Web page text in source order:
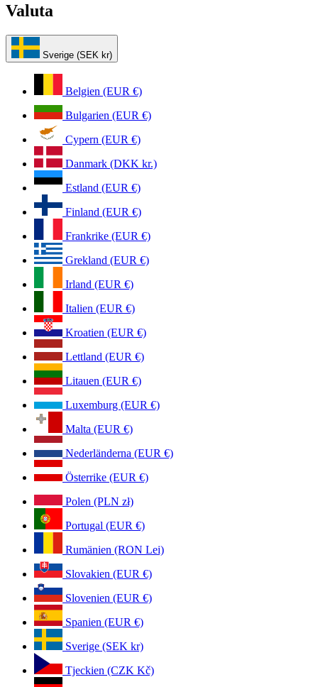
Valuta
Sverige (SEK kr)
Belgien (EUR €)
Bulgarien (EUR €)
Cypern (EUR €)
Danmark (DKK kr.)
Estland (EUR €)
Finland (EUR €)
Frankrike (EUR €)
Grekland (EUR €)
Irland (EUR €)
Italien (EUR €)
Kroatien (EUR €)
Lettland (EUR €)
Litauen (EUR €)
Luxemburg (EUR €)
Malta (EUR €)
Nederländerna (EUR €)
Österrike (EUR €)
Polen (PLN zł)
Portugal (EUR €)
Rumänien (RON Lei)
Slovakien (EUR €)
Slovenien (EUR €)
Spanien (EUR €)
Sverige (SEK kr)
Tjeckien (CZK Kč)